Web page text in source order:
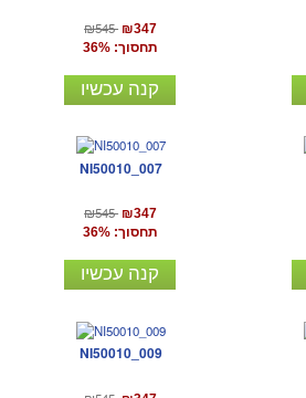
₪545 ₪347
תחסוך: 36%
קנה עכשיו
NI50010_007
₪545 ₪347
תחסוך: 36%
קנה עכשיו
NI50010_009